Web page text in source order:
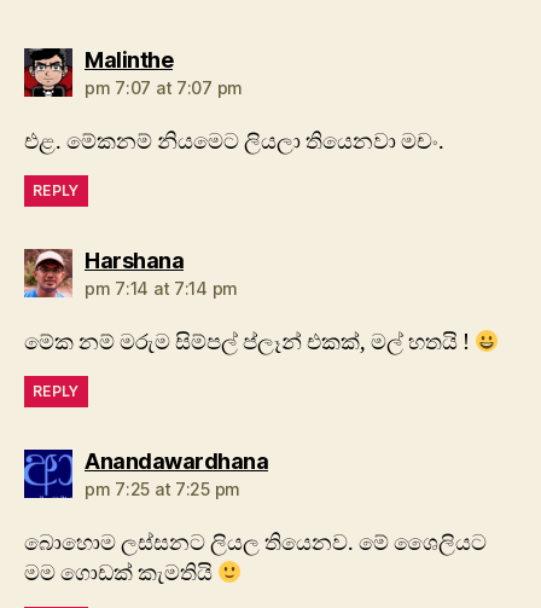
Malinthesays:
pm 7:07 at 7:07 pm
එළ. මේකනම් නියමෙට ලියලා තියෙනවා මචං.
REPLY
Harshanasays:
pm 7:14 at 7:14 pm
මේක නම් මරුම සිම්පල් ප්ලෑන් එකක්, මල් හතයි !
REPLY
Anandawardhanasays:
pm 7:25 at 7:25 pm
බොහොම ලස්සනට ලියල තියෙනව. මේ ශෛලියට
මම ගොඩක් කැමතියි